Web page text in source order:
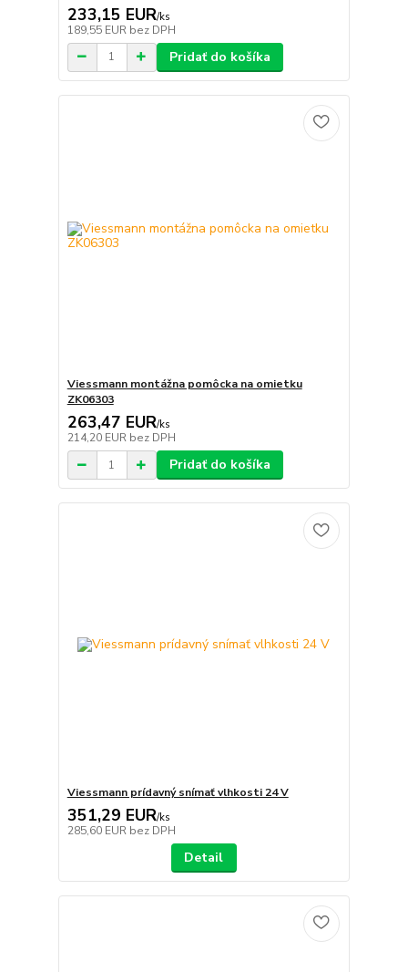
233,15 EUR/ks
189,55 EUR bez DPH
Pridať do košíka
Viessmann montážna pomôcka na omietku
ZK06303
263,47 EUR/ks
214,20 EUR bez DPH
Pridať do košíka
Viessmann prídavný snímať vlhkosti 24 V
351,29 EUR/ks
285,60 EUR bez DPH
Detail